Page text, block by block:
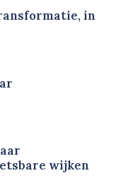
in
wijken